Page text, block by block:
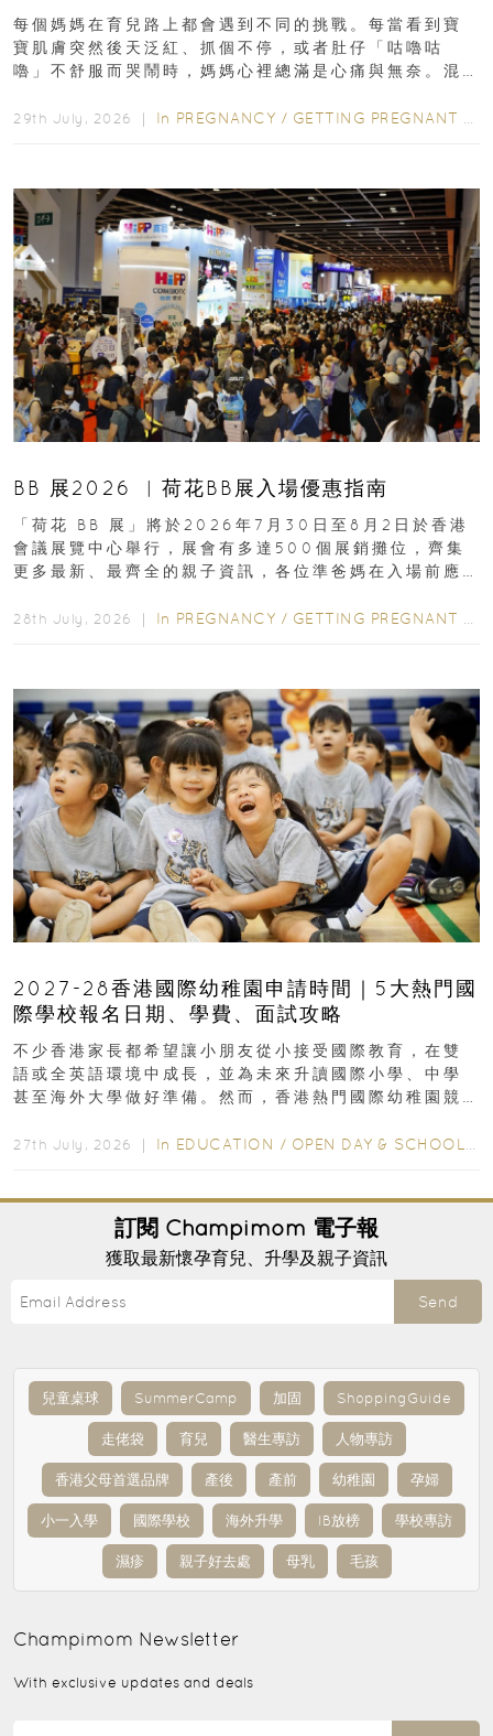
每個媽媽在育兒路上都會遇到不同的挑戰。每當看到寶
寶肌膚突然後天泛紅、抓個不停，或者肚仔「咕嚕咕
嚕」不舒服而哭鬧時，媽媽心裡總滿是心痛與無奈。混
29th July, 2026 ｜ In PREGNANCY / GETTING PREGNANT
BB 展2026 ︳荷花BB展入場優惠指南
「荷花 BB 展」將於2026年7月30日至8月2日於香港
會議展覽中心舉行，展會有多達500個展銷攤位，齊集
更多最新、最齊全的親子資訊，各位準爸媽在入場前應
28th July, 2026 ｜ In PREGNANCY / GETTING PREGNANT
2027-28香港國際幼稚園申請時間｜5大熱門國
際學校報名日期、學費、面試攻略
不少香港家長都希望讓小朋友從小接受國際教育，在雙
語或全英語環境中成長，並為未來升讀國際小學、中學
甚至海外大學做好準備。然而，香港熱門國際幼稚園競
27th July, 2026 ｜ In EDUCATION / OPEN DAY & SCHOOL EVENTS
訂閱 Champimom 電子報
獲取最新懷孕育兒、升學及親子資訊
Send
兒童桌球 SummerCamp 加固 ShoppingGuide
走佬袋 育兒 醫生專訪 人物專訪
香港父母首選品牌 產後 產前 幼稚園 孕婦
小一入學 國際學校 海外升學 IB放榜 學校專訪
濕疹 親子好去處 母乳 毛孩
Champimom Newsletter
With exclusive updates and deals